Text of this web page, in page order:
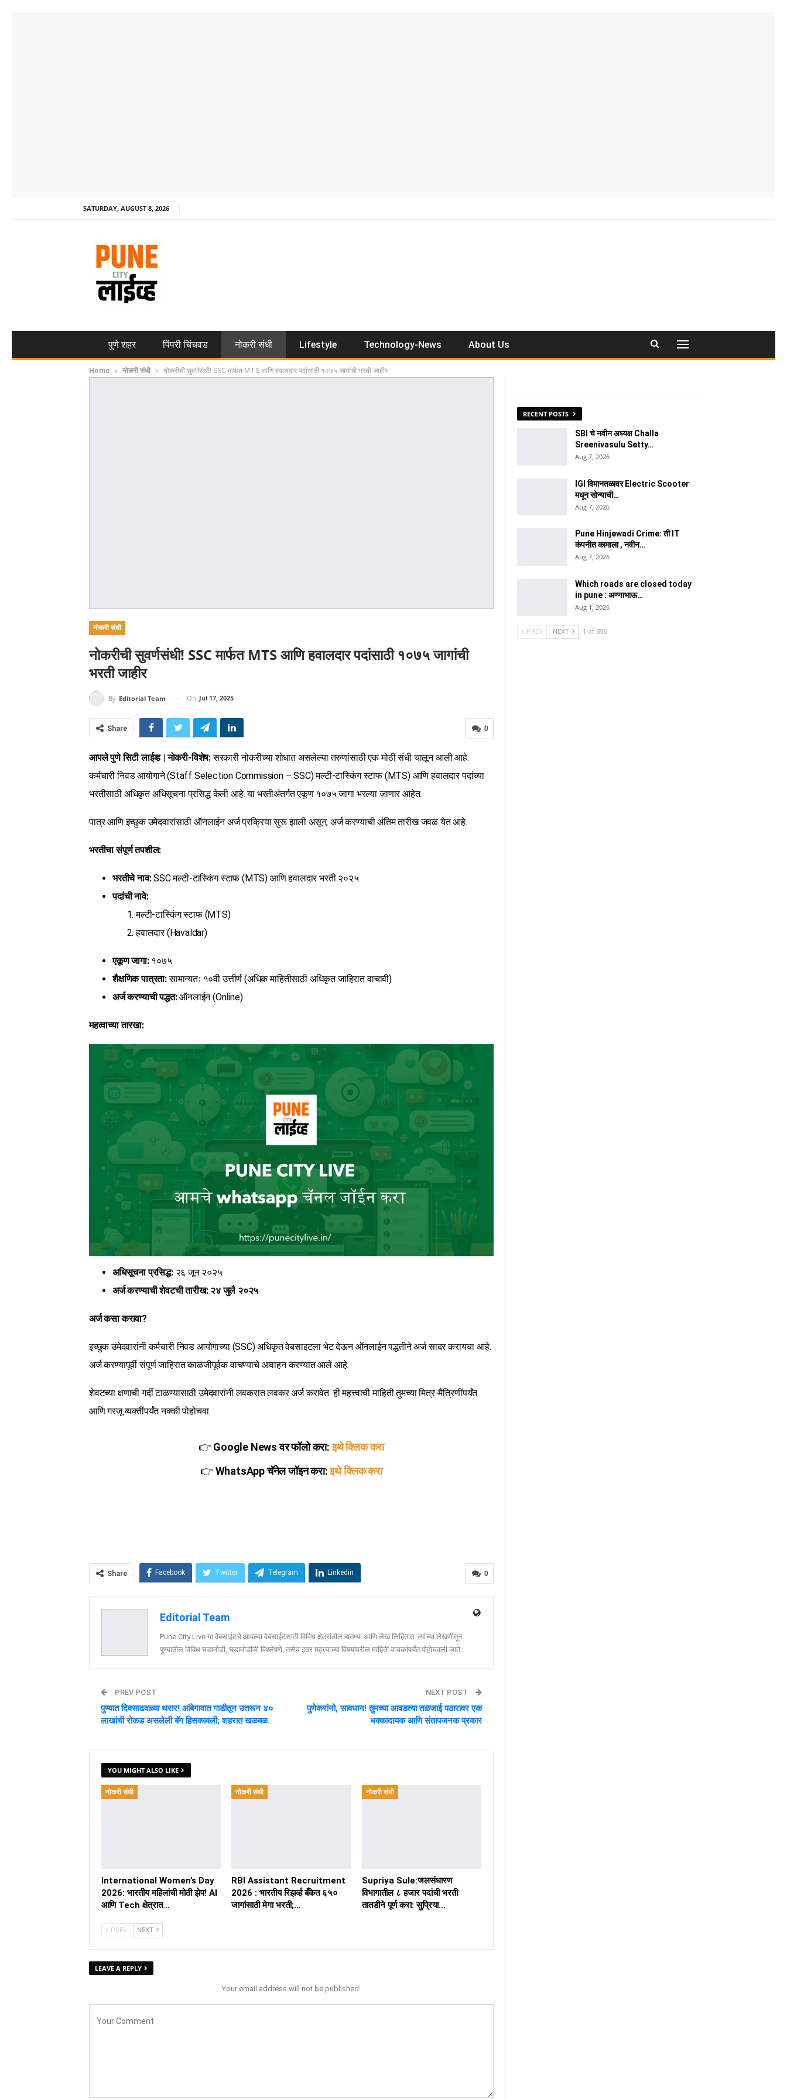
SATURDAY, AUGUST 8, 2026
पुणे शहर पिंपरी चिंचवड नोकरी संधी Lifestyle Technology-News About Us
Home नोकरी संधी नोकरीची सुवर्णसंधी! SSC मार्फत MTS आणि हवालदार पदांसाठी १०७५ जागांची भरती जाहीर
नोकरी संधी
नोकरीची सुवर्णसंधी! SSC मार्फत MTS आणि हवालदार पदांसाठी १०७५ जागांची
भरती जाहीर
By Editorial Team On Jul 17, 2025
0
Share
आपले पुणे सिटी लाईव्ह | नोकरी-विशेष:सरकारी नोकरीच्या शोधात असलेल्या तरुणांसाठी एक मोठी संधी चालून आली आहे.
कर्मचारी निवड आयोगाने (Staff Selection Commission – SSC) मल्टी-टास्किंग स्टाफ (MTS) आणि हवालदार पदांच्या
भरतीसाठी अधिकृत अधिसूचना प्रसिद्ध केली आहे. या भरतीअंतर्गत एकूण १०७५ जागा भरल्या जाणार आहेत.
पात्र आणि इच्छुक उमेदवारांसाठी ऑनलाईन अर्ज प्रक्रिया सुरू झाली असून, अर्ज करण्याची अंतिम तारीख जवळ येत आहे.
भरतीचा संपूर्ण तपशील:
भरतीचे नाव:SSC मल्टी-टास्किंग स्टाफ (MTS) आणि हवालदार भरती २०२५
पदांची नावे:
मल्टी-टास्किंग स्टाफ (MTS)
हवालदार (Havaldar)
एकूण जागा:१०७५
शैक्षणिक पात्रता:सामान्यतः १०वी उत्तीर्ण (अधिक माहितीसाठी अधिकृत जाहिरात वाचावी)
अर्ज करण्याची पद्धत:ऑनलाईन (Online)
महत्वाच्या तारखा:
अधिसूचना प्रसिद्ध:२६ जून २०२५
अर्ज करण्याची शेवटची तारीख: २४ जुलै २०२५
अर्ज कसा करावा?
इच्छुक उमेदवारांनी कर्मचारी निवड आयोगाच्या (SSC) अधिकृत वेबसाइटला भेट देऊन ऑनलाईन पद्धतीने अर्ज सादर करायचा आहे.
अर्ज करण्यापूर्वी संपूर्ण जाहिरात काळजीपूर्वक वाचण्याचे आवाहन करण्यात आले आहे.
शेवटच्या क्षणाची गर्दी टाळण्यासाठी उमेदवारांनी लवकरात लवकर अर्ज करावेत. ही महत्त्वाची माहिती तुमच्या मित्र-मैत्रिणींपर्यंत
आणि गरजू व्यक्तींपर्यंत नक्की पोहोचवा.
👉Google News वर फॉलो करा: इथे क्लिक करा
👉WhatsApp चॅनेल जॉइन करा: इथे क्लिक करा
0
Share Facebook Twitter Telegram Linkedin
Editorial Team
Pune City Live या वेबसाईटचे आपल्या वेबसाईटसाठी विविध क्षेत्रांतील बातम्या आणि लेख लिहितात. त्यांच्या लेखणीतून
पुण्यातील विविध घडामोडी, घडामोडींची विश्लेषणे, तसेच इतर महत्त्वाच्या विषयांवरील माहिती वाचकांपर्यंत पोहोचवली जाते.
PREV POST
पुण्यात दिवसाढवळ्या थरार! आंबेगावात गाडीतून उतरून ४०
लाखांची रोकड असलेली बॅग हिसकावली; शहरात खळबळ.
NEXT POST
पुणेकरांनो, सावधान! तुमच्या आवडत्या तळजाई पठारावर एक
धक्कादायक आणि संतापजनक प्रकार
YOU MIGHT ALSO LIKE
नोकरी संधी
International Women’s Day
2026: भारतीय महिलांची मोठी झेप! AI
आणि Tech क्षेत्रात…
नोकरी संधी
RBI Assistant Recruitment
2026 : भारतीय रिझर्व्ह बँकेत ६५०
जागांसाठी मेगा भरती;…
नोकरी संधी
Supriya Sule:जलसंधारण
विभागातील ८ हजार पदांची भरती
तातडीने पूर्ण करा: सुप्रिया…
PREV NEXT
LEAVE A REPLY
Your email address will not be published.
RECENT POSTS
SBI चे नवीन अध्यक्ष Challa
Sreenivasulu Setty…
Aug 7, 2026
IGI विमानतळावर Electric Scooter
मधून सोन्याची…
Aug 7, 2026
Pune Hinjewadi Crime: ती IT
कंपनीत कामाला , नवीन…
Aug 7, 2026
Which roads are closed today
in pune : अण्णाभाऊ…
Aug 1, 2026
PREV NEXT 1 of 856